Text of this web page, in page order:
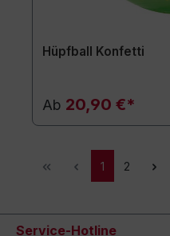
Hüpfball Konfetti
Ab 20,90 €*
1 2
Service-Hotline